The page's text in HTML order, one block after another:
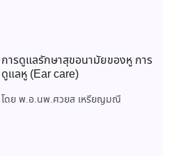
การดูแลรักษาสุขอนามัยของหู การ
ดูแลหู (Ear care)
โดย พ.อ.นพ.ศวยส เหรียญมณี